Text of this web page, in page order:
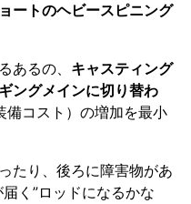
ートのヘビースピニング
あるの、 キャスティング
ングメインに切り替わ
コスト）の増加を最小
たり、後ろに障害物があ
く”ロッドになるかな